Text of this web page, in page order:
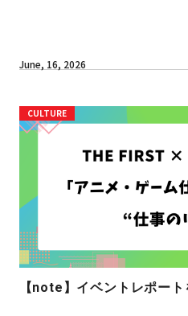
June, 16, 2026
CULTURE
【note】イベントレポー